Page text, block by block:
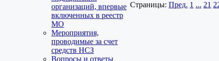
организаций, впервые
включенных в реестр
МО
Мероприятия,
проводимые за счет
средств НСЗ
Вопросы и ответы
Страницы: Пред. 1 ... 21